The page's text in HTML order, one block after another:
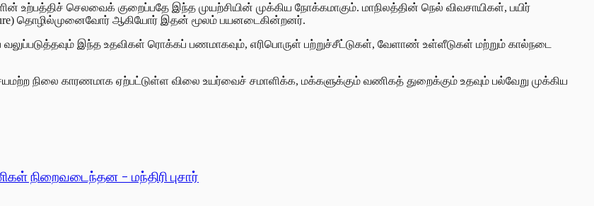
உற்பத்திச் செலவைக் குறைப்பதே இந்த முயற்சியின் முக்கிய நோக்கமாகும். மாநிலத்தின் நெல் விவசாயிகள், பயிர்
தொழில்முனைவோர் ஆகியோர் இதன் மூலம் பயனடைகின்றனர்.
வலுப்படுத்தவும் இந்த உதவிகள் ரொக்கப் பணமாகவும், எரிபொருள் பற்றுச்சீட்டுகள், வேளாண் உள்ளீடுகள் மற்றும் கால்நடை
நிலை காரணமாக ஏற்பட்டுள்ள விலை உயர்வைச் சமாளிக்க, மக்களுக்கும் வணிகத் துறைக்கும் உதவும் பல்வேறு முக்கிய
நிறைவடைந்தன - மந்திரி புசார்